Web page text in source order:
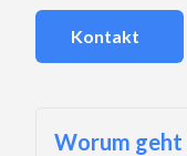
Kontakt
Worum geht